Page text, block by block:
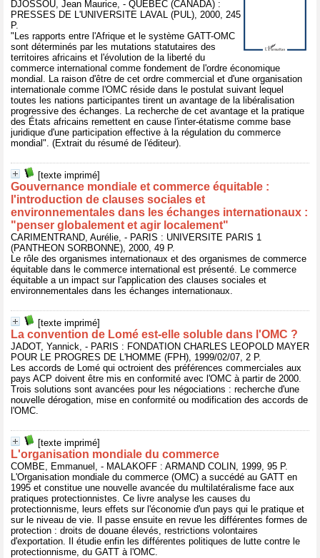
DJOSSOU, Jean Maurice, - QUEBEC (CANADA) :
PRESSES DE L'UNIVERSITE LAVAL (PUL), 2000, 245
P.
"Les rapports entre l'Afrique et le système GATT-OMC
sont déterminés par les mutations statutaires des
territoires africains et l'évolution de la liberté du
commerce international comme fondement de l'ordre économique
mondial. La raison d'être de cet ordre commercial et d'une organisation
internationale comme l'OMC réside dans le postulat suivant lequel
toutes les nations participantes tirent un avantage de la libéralisation
progressive des échanges. La recherche de cet avantage et la pratique
des États africains remettent en cause l'inter-étatisme comme base
juridique d'une participation effective à la régulation du commerce
mondial". (Extrait du résumé de l'éditeur).
[texte imprimé]
Gouvernance mondiale et commerce équitable :
l'introduction de clauses sociales et
environnementales dans les échanges internationaux :
"penser globalement et agir localement"
CARIMENTRAND, Aurélie, - PARIS : UNIVERSITE PARIS 1
(PANTHEON SORBONNE), 2000, 49 P.
Le rôle des organismes internationaux et des organismes de commerce
équitable dans le commerce international est présenté. Le commerce
équitable a un impact sur l'application des clauses sociales et
environnementales dans les échanges internationaux.
[texte imprimé]
La convention de Lomé est-elle soluble dans l'OMC ?
JADOT, Yannick, - PARIS : FONDATION CHARLES LEOPOLD MAYER
POUR LE PROGRES DE L'HOMME (FPH), 1999/02/07, 2 P.
Les accords de Lomé qui octroient des préférences commerciales aux
pays ACP doivent être mis en conformité avec l'OMC à partir de 2000.
Trois solutions sont avancées pour les négociations : recherche d'une
nouvelle dérogation, mise en conformité ou modification des accords de
l'OMC.
[texte imprimé]
L'organisation mondiale du commerce
COMBE, Emmanuel, - MALAKOFF : ARMAND COLIN, 1999, 95 P.
L'Organisation mondiale du commerce (OMC) a succédé au GATT en
1995 et constitue une nouvelle avancée du multilatéralisme face aux
pratiques protectionnistes. Ce livre analyse les causes du
protectionnisme, leurs effets sur l'économie d'un pays qui le pratique et
sur le niveau de vie. Il passe ensuite en revue les différentes formes de
protection : droits de douane élevés, restrictions volontaires
d'exportation. Il étudie enfin les différentes politiques de lutte contre le
protectionnisme, du GATT à l'OMC.